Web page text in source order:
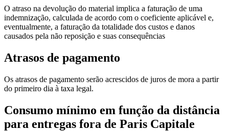
O atraso na devolução do material implica a faturação de uma
indemnização, calculada de acordo com o coeficiente aplicável e,
eventualmente, a faturação da totalidade dos custos e danos
causados pela não reposição e suas consequências
Atrasos de pagamento
Os atrasos de pagamento serão acrescidos de juros de mora a partir
do primeiro dia à taxa legal.
Consumo mínimo em função da distância
para entregas fora de Paris Capitale